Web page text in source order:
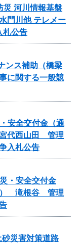
河川情報基盤
門川他 テレメー
札公告
ンス補助（橋梁
に関する一般競
安全交付金（通
代西山田 管理
入札公告
・安全交付金
） 滝根谷 管理
災害対策道路